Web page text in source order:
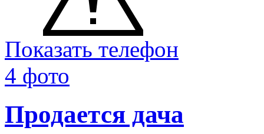
Показать телефон
4 фото
Продается дача